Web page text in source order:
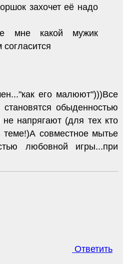
захочет её надо
мне какой мужик
его малюют")))Все
обыденностью
напрягают (для тех кто
совместное мытье
любовной игры...при
Ответить